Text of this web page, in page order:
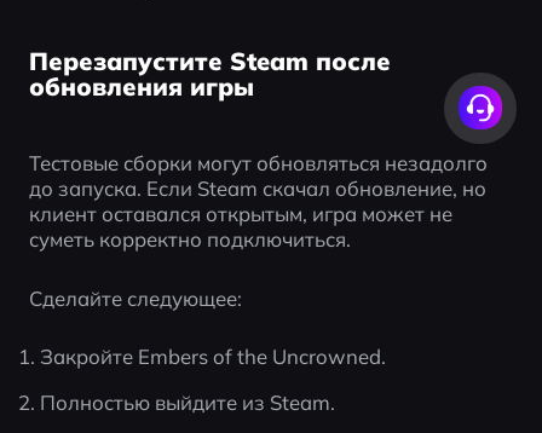
Перезапустите Steam после
обновления игры
Тестовые сборки могут обновляться незадолго
до запуска. Если Steam скачал обновление, но
клиент оставался открытым, игра может не
суметь корректно подключиться.
Сделайте следующее:
Закройте Embers of the Uncrowned.
Полностью выйдите из Steam.